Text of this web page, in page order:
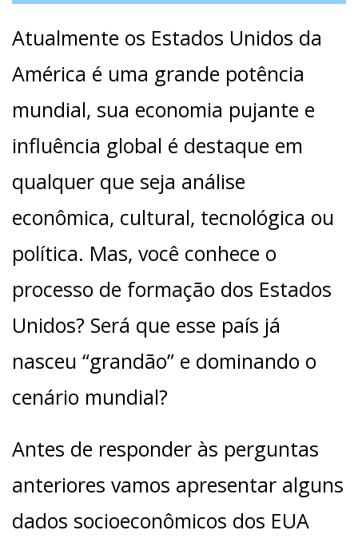
Atualmente os Estados Unidos da
América é uma grande potência
mundial, sua economia pujante e
influência global é destaque em
qualquer que seja análise
econômica, cultural, tecnológica ou
política. Mas, você conhece o
processo de formação dos Estados
Unidos? Será que esse país já
nasceu “grandão” e dominando o
cenário mundial?
Antes de responder às perguntas
anteriores vamos apresentar alguns
dados socioeconômicos dos EUA